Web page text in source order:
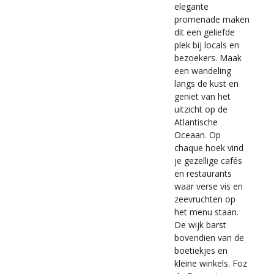
elegante
promenade maken
dit een geliefde
plek bij locals en
bezoekers. Maak
een wandeling
langs de kust en
geniet van het
uitzicht op de
Atlantische
Oceaan. Op
chaque hoek vind
je gezellige cafés
en restaurants
waar verse vis en
zeevruchten op
het menu staan.
De wijk barst
bovendien van de
boetiekjes en
kleine winkels. Foz